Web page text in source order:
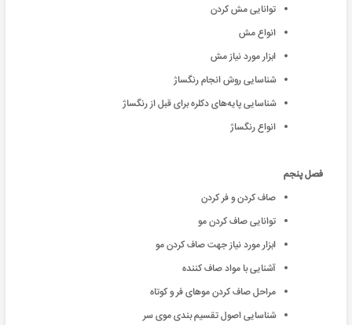
توانایی مش کردن
انواع مش
ابزار مورد نیاز مش
شناسایی روش انجام رنگساژ
شناسایی پایه‌های دکلره برای قبل از رنگساژ
انواع رنگساژ
فصل پنجم
صاف کردن و فر کردن
توانایی صاف کردن مو
ابزار مورد نیاز جهت صاف کردن مو
آشنایی با مواد صاف کننده
مراحل صاف کردن موهای فر و کوتاه
شناسایی اصول تقسیم بندی موی سر